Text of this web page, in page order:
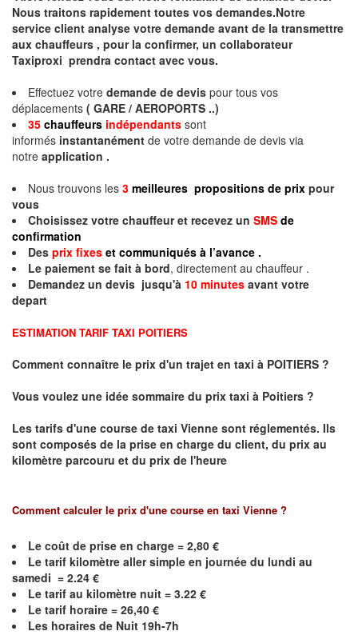
Nous traitons rapidement toutes vos demandes.Notre
service client analyse votre demande avant de la transmettre
aux chauffeurs , pour la confirmer, un collaborateur
Taxiproxi prendra contact avec vous.
Effectuez votre demande de devis pour tous vos
déplacements ( GARE / AEROPORTS ..)
35 chauffeurs indépendants sont
informés instantanément de votre demande de devis via
notre application .
Nous trouvons les 3 meilleures propositions de prix pour
vous
Choisissez votre chauffeur et recevez un SMS de
confirmation
Des prix fixes et communiqués à l’avance .
Le paiement se fait à bord, directement au chauffeur .
Demandez un devis jusqu'à 10 minutes avant votre
depart
ESTIMATION TARIF TAXI POITIERS
Comment connaître le prix d'un trajet en taxi à POITIERS ?
Vous voulez une idée sommaire du prix taxi à Poitiers ?
Les tarifs d'une course de taxi Vienne sont réglementés. Ils
sont composés de la prise en charge du client, du prix au
kilomètre parcouru et du prix de l'heure
Comment calculer le prix d'une course en taxi Vienne ?
Le coût de prise en charge = 2,80 €
Le tarif kilomètre aller simple en journée du lundi au
samedi = 2.24 €
Le tarif au kilomètre nuit = 3.22 €
Le tarif horaire = 26,40 €
Les horaires de Nuit 19h-7h